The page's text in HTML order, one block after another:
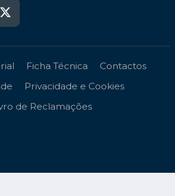
Ficha Técnica
Contactos
Privacidade e Cookies
de Reclamações